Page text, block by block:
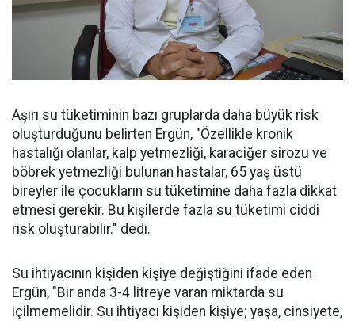
Aşırı su tüketiminin bazı gruplarda daha büyük risk
oluşturduğunu belirten Ergün, "Özellikle kronik
hastalığı olanlar, kalp yetmezliği, karaciğer sirozu ve
böbrek yetmezliği bulunan hastalar, 65 yaş üstü
bireyler ile çocukların su tüketimine daha fazla dikkat
etmesi gerekir. Bu kişilerde fazla su tüketimi ciddi
risk oluşturabilir." dedi.
Su ihtiyacının kişiden kişiye değiştiğini ifade eden
Ergün, "Bir anda 3-4 litreye varan miktarda su
içilmemelidir. Su ihtiyacı kişiden kişiye; yaşa, cinsiyete,